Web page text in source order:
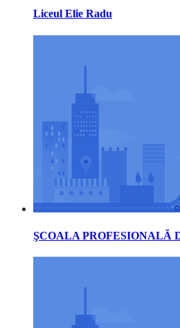
Liceul Elie Radu
ŞCOALA PROFESIONALĂ